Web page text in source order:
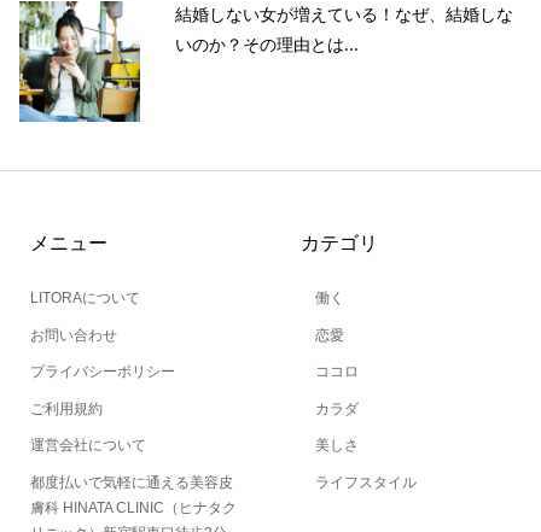
結婚しない女が増えている！なぜ、結婚しな
いのか？その理由とは...
メニュー
LITORAについて
お問い合わせ
プライバシーポリシー
ご利用規約
運営会社について
都度払いで気軽に通える美容皮
膚科 HINATA CLINIC（ヒナタク
カテゴリ
働く
恋愛
ココロ
カラダ
美しさ
ライフスタイル